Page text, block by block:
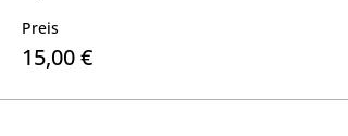
Preis
15,00 €